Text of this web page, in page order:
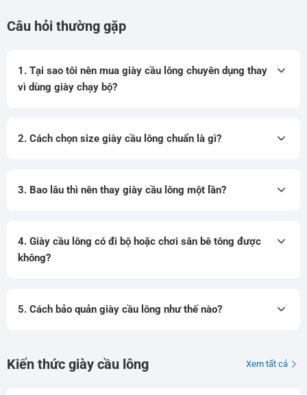
Câu hỏi thường gặp
1. Tại sao tôi nên mua giày cầu lông chuyên dụng thay
vì dùng giày chạy bộ?
2. Cách chọn size giày cầu lông chuẩn là gì?
3. Bao lâu thì nên thay giày cầu lông một lần?
4. Giày cầu lông có đi bộ hoặc chơi sân bê tông được
không?
5. Cách bảo quản giày cầu lông như thế nào?
Kiến thức giày cầu lông Xem tất cả